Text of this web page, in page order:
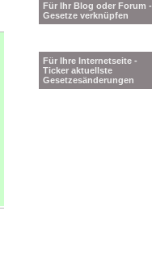
Für Ihr Blog oder Forum -
Gesetze verknüpfen
Für Ihre Internetseite -
Ticker aktuellste
Gesetzesänderungen